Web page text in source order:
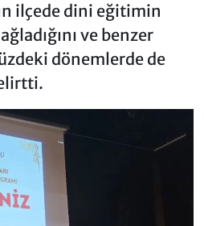
ilçede dini eğitimin
ve benzer
dönemlerde de